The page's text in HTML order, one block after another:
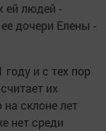
ей людей -
дочери Елены -
и с тех пор
их
склоне лет
нет среди